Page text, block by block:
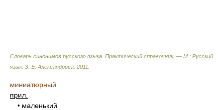
Словарь синонимов русского языка. Практический справочник. — М.: Русский
язык. З. Е. Александрова 2011
миниатюрный
прил.
• маленький